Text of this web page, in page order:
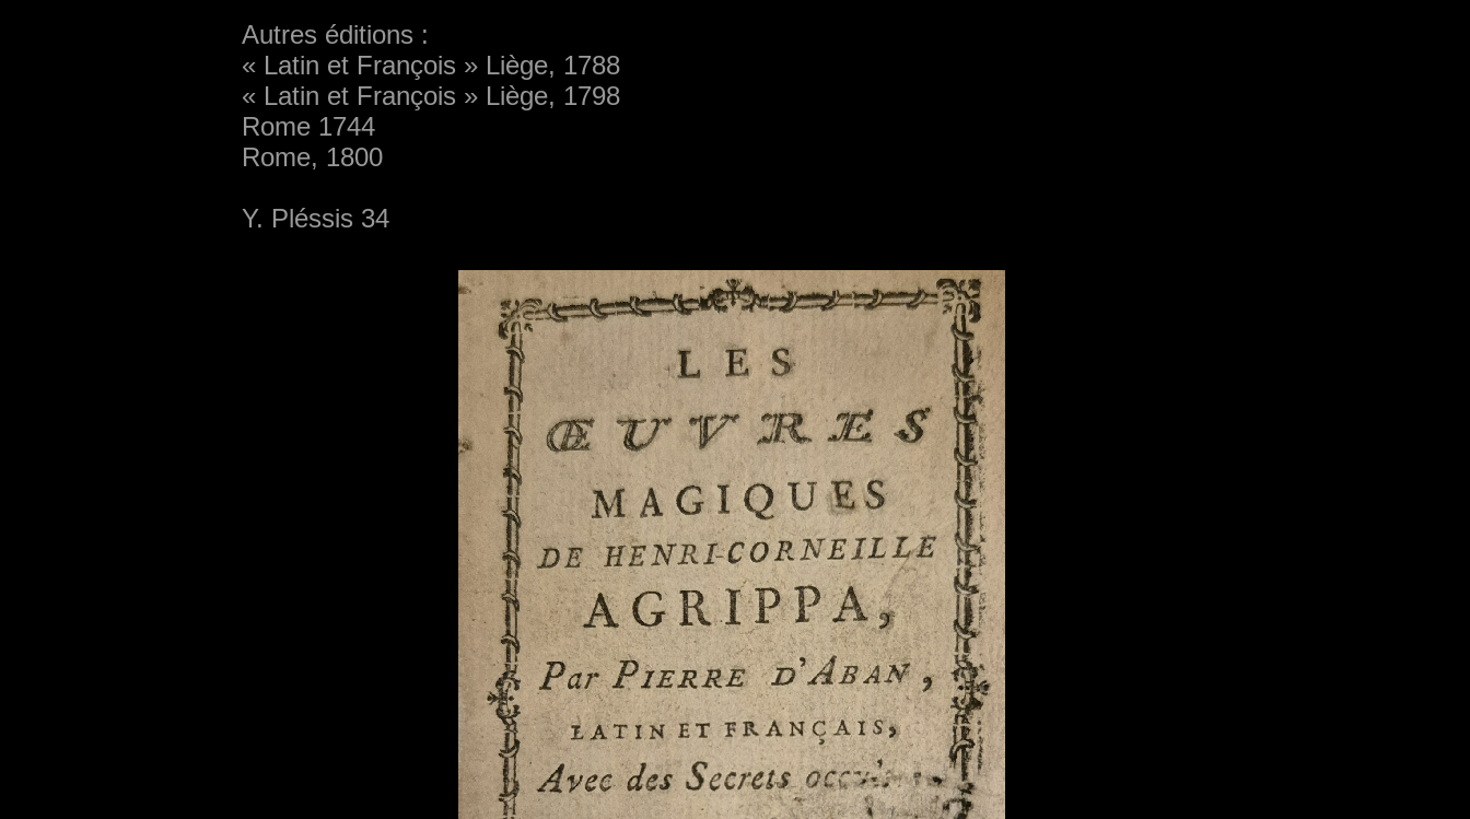
Autres éditions :
« Latin et François » Liège, 1788
« Latin et François » Liège, 1798
Rome 1744
Rome, 1800
Y. Pléssis 34